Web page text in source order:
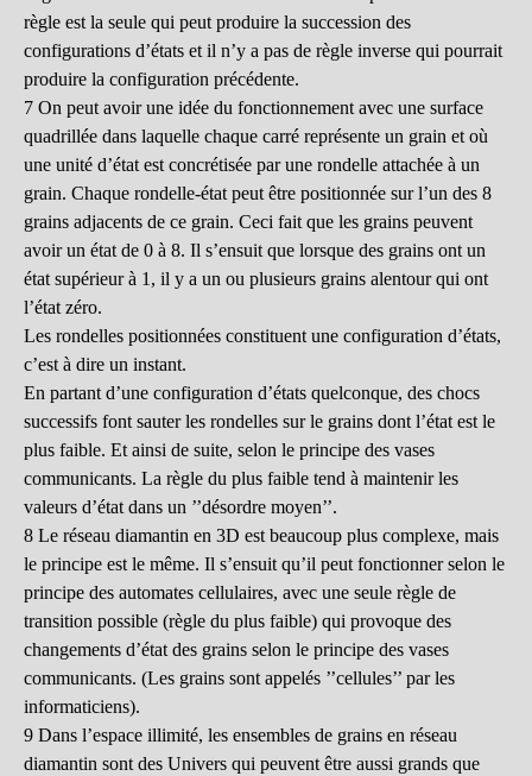
règle est la seule qui peut produire la succession des
configurations d’états et il n’y a pas de règle inverse qui pourrait
produire la configuration précédente.
7 On peut avoir une idée du fonctionnement avec une surface
quadrillée dans laquelle chaque carré représente un grain et où
une unité d’état est concrétisée par une rondelle attachée à un
grain. Chaque rondelle-état peut être positionnée sur l’un des 8
grains adjacents de ce grain. Ceci fait que les grains peuvent
avoir un état de 0 à 8. Il s’ensuit que lorsque des grains ont un
état supérieur à 1, il y a un ou plusieurs grains alentour qui ont
l’état zéro.
Les rondelles positionnées constituent une configuration d’états,
c’est à dire un instant.
En partant d’une configuration d’états quelconque, des chocs
successifs font sauter les rondelles sur le grains dont l’état est le
plus faible. Et ainsi de suite, selon le principe des vases
communicants. La règle du plus faible tend à maintenir les
valeurs d’état dans un ’’désordre moyen’’.
8 Le réseau diamantin en 3D est beaucoup plus complexe, mais
le principe est le même. Il s’ensuit qu’il peut fonctionner selon le
principe des automates cellulaires, avec une seule règle de
transition possible (règle du plus faible) qui provoque des
changements d’état des grains selon le principe des vases
communicants. (Les grains sont appelés ’’cellules’’ par les
informaticiens).
9 Dans l’espace illimité, les ensembles de grains en réseau
diamantin sont des Univers qui peuvent être aussi grands que